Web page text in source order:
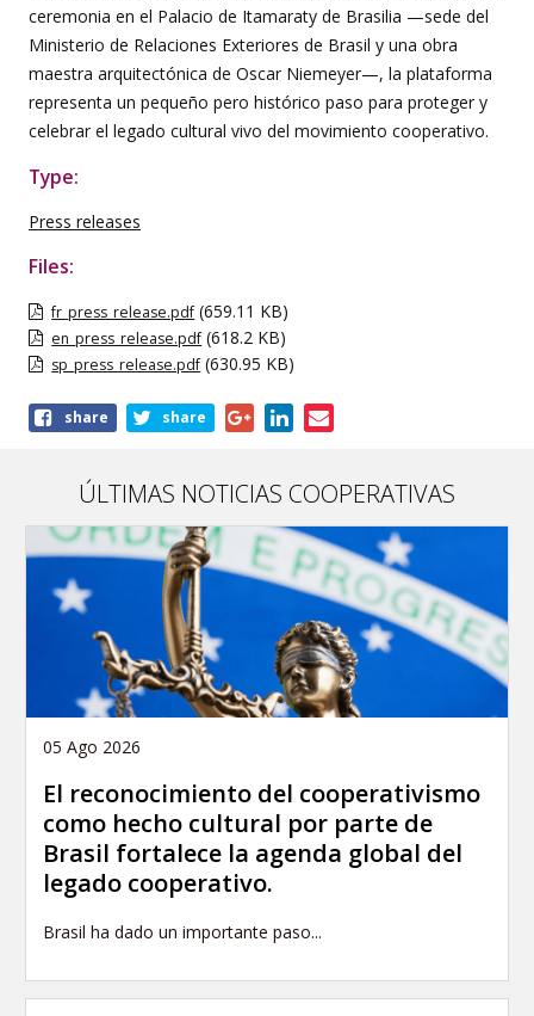
ceremonia en el Palacio de Itamaraty de Brasilia —sede del
Ministerio de Relaciones Exteriores de Brasil y una obra
maestra arquitectónica de Oscar Niemeyer—, la plataforma
representa un pequeño pero histórico paso para proteger y
celebrar el legado cultural vivo del movimiento cooperativo.
Type:
Press releases
Files:
fr_press_release.pdf (659.11 KB)
en_press_release.pdf (618.2 KB)
sp_press_release.pdf (630.95 KB)
Shareshare share
ÚLTIMAS NOTICIAS COOPERATIVAS
05 Ago 2026
El reconocimiento del cooperativismo
como hecho cultural por parte de
Brasil fortalece la agenda global del
legado cooperativo.
Brasil ha dado un importante paso...